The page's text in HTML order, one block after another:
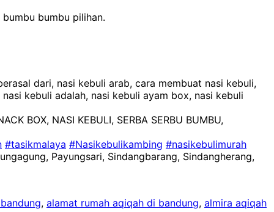
bumbu pilihan.
dari, nasi kebuli arab, cara membuat nasi kebuli,
kebuli adalah, nasi kebuli ayam box, nasi kebuli
BOX, NASI KEBULI, SERBA SERBU BUMBU,
#tasikmalaya #Nasikebulikambing #nasikebulimurah
Payungsari, Sindangbarang, Sindangherang,
, alamat rumah aqiqah di bandung, almira aqiqah